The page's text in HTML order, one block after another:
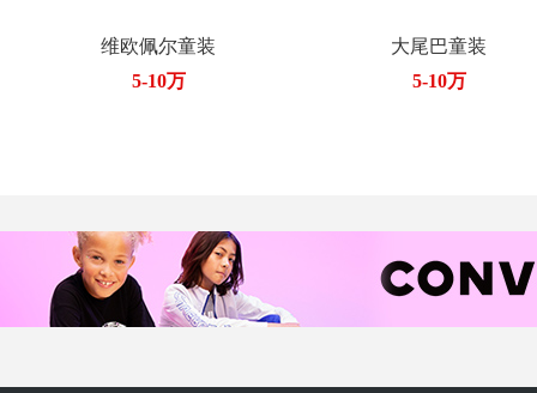
维欧佩尔童装
5-10万
大尾巴童装
5-10万